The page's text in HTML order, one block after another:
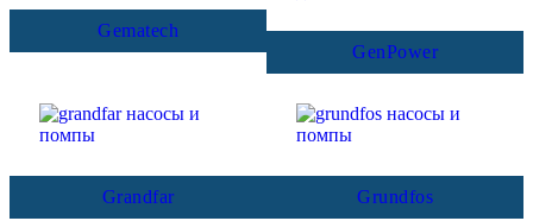
Gematech
GenPower
Grandfar Grundfos